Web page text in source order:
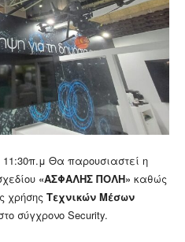
Θα παρουσιαστεί η
«ΑΣΦΑΛΗΣ ΠΟΛΗ» καθώς
χρήσης Τεχνικών Μέσων
σύγχρονο Security.